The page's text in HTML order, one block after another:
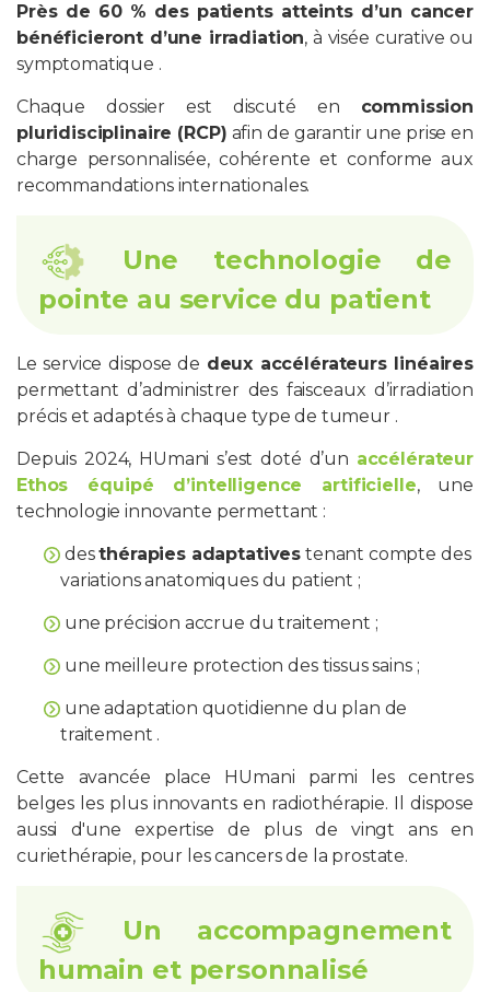
Près de 60 % des patients atteints d’un cancer
bénéficieront d’une irradiation, à visée curative ou
symptomatique .
Chaque dossier est discuté en commission
pluridisciplinaire (RCP) afin de garantir une prise en
charge personnalisée, cohérente et conforme aux
recommandations internationales.
Une technologie de
pointe au service du patient
Le service dispose de deux accélérateurs linéaires
permettant d’administrer des faisceaux d’irradiation
précis et adaptés à chaque type de tumeur .
Depuis 2024, HUmani s’est doté d’un accélérateur
Ethos équipé d’intelligence artificielle, une
technologie innovante permettant :
desthérapies adaptatives tenant compte des
variations anatomiques du patient ;
une précision accrue du traitement ;
une meilleure protection des tissus sains ;
une adaptation quotidienne du plan de
traitement .
Cette avancée place HUmani parmi les centres
belges les plus innovants en radiothérapie. Il dispose
aussi d'une expertise de plus de vingt ans en
curiethérapie, pour les cancers de la prostate.
Un accompagnement
humain et personnalisé